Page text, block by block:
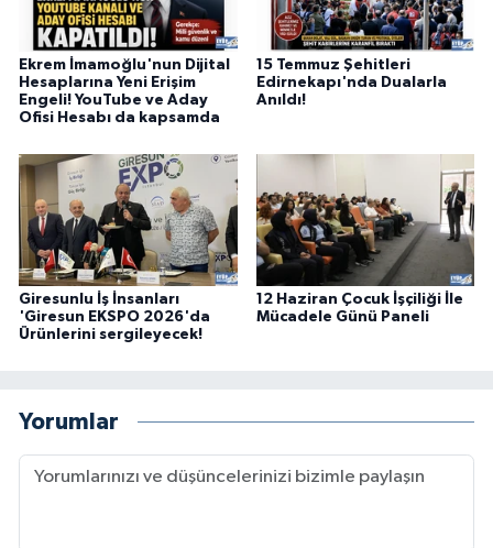
Ekrem İmamoğlu'nun Dijital
Hesaplarına Yeni Erişim
Engeli! YouTube ve Aday
Ofisi Hesabı da kapsamda
15 Temmuz Şehitleri
Edirnekapı'nda Dualarla
Anıldı!
Giresunlu İş İnsanları
'Giresun EKSPO 2026'da
Ürünlerini sergileyecek!
12 Haziran Çocuk İşçiliği İle
Mücadele Günü Paneli
Yorumlar